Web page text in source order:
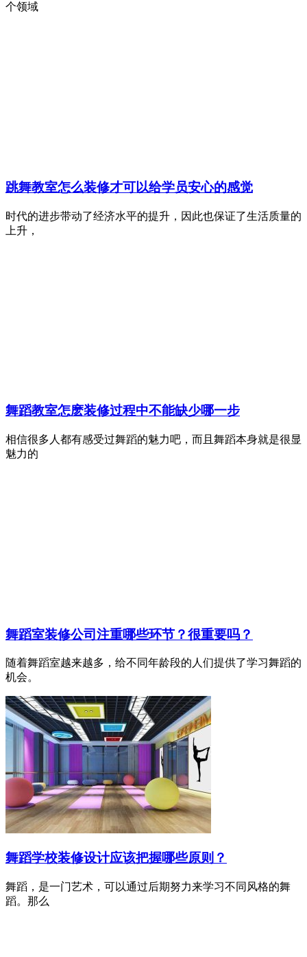
个领域
跳舞教室怎么装修才可以给学员安心的感觉
时代的进步带动了经济水平的提升，因此也保证了生活质量的
上升，
舞蹈教室怎麽装修过程中不能缺少哪一步
相信很多人都有感受过舞蹈的魅力吧，而且舞蹈本身就是很显
魅力的
舞蹈室装修公司注重哪些环节？很重要吗？
随着舞蹈室越来越多，给不同年龄段的人们提供了学习舞蹈的
机会。
舞蹈学校装修设计应该把握哪些原则？
舞蹈，是一门艺术，可以通过后期努力来学习不同风格的舞
蹈。那么